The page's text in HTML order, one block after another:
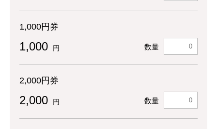
1,000円券
1,000 円 数量
2,000円券
2,000 円 数量